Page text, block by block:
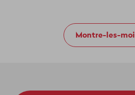
Montre-les-moi